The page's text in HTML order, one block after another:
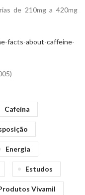
de 210mg a 420mg
facts-about-caffeine-
Cafeína
Energia
Estudos
Vivamil